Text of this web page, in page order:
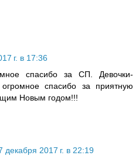
г. в 17:36
спасибо за СП. Девочки-
спасибо за приятную
Новым годом!!!
декабря 2017 г. в 22:19